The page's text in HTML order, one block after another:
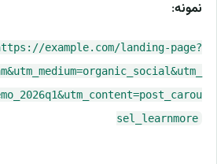
نمونه:
example.com/landing-page?
sel_learnmore